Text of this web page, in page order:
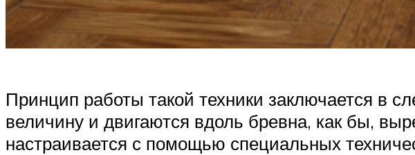
Принцип работы такой техники заключается в
величину и двигаются вдоль бревна, как бы,
настраивается с помощью специальных